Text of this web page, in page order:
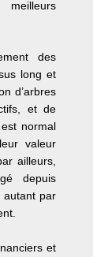
des
long et
d’arbres
et de
normal
valeur
ailleurs,
depuis
autant par
et